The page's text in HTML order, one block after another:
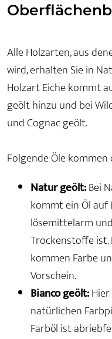
Alle Holzarten, aus
wird, erhalten Sie in
Holzart Eiche kommt
geölt hinzu und bei
und Cognac geölt.
Folgende Öle
Natur geölt:Bei
kommt ein Öl auf
lösemittelarm
Trockenstoffe
kommen Farbe
Vorschein.
Bianco geölt:
natürlichen
Farböl ist